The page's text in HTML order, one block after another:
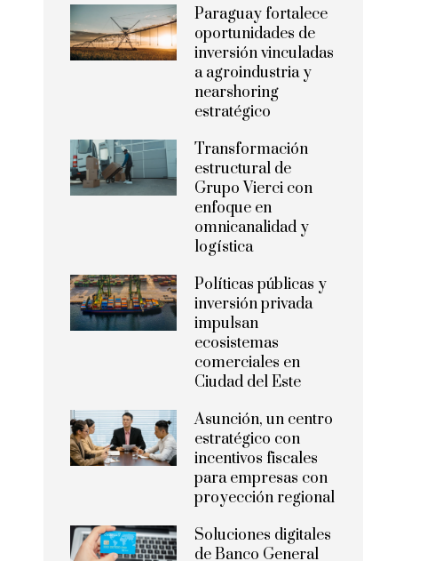
Paraguay fortalece
oportunidades de
inversión vinculadas
a agroindustria y
nearshoring
estratégico
Transformación
estructural de
Grupo Vierci con
enfoque en
omnicanalidad y
logística
Políticas públicas y
inversión privada
impulsan
ecosistemas
comerciales en
Ciudad del Este
Asunción, un centro
estratégico con
incentivos fiscales
para empresas con
proyección regional
Soluciones digitales
de Banco General